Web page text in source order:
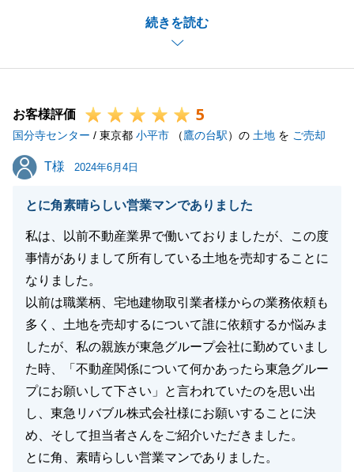
続きを読む
でき、また、無事お引渡しを迎えることができてとて
また何かご相談等お力になれることがございました
今後ともよろしくお願いいたします。
お客様評価 5
国分寺センター / 東京都 小平市 （鷹の台駅）の 土地 を ご売却
T様
T様 2024年6月4日
とに角素晴らしい営業マンでありました
私は、以前不動産業界で働いておりましたが、この度
事情がありまして所有している土地を売却することに
なりました。
以前は職業柄、宅地建物取引業者様からの業務依頼も
多く、土地を売却するについて誰に依頼するか悩みま
したが、私の親族が東急グループ会社に勤めていまし
た時、「不動産関係について何かあったら東急グルー
プにお願いして下さい」と言われていたのを思い出
し、東急リバブル株式会社様にお願いすることに決
め、そして担当者さんをご紹介いただきました。
とに角、素晴らしい営業マンでありました。